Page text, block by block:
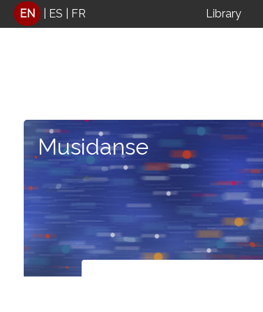
Cookies management panel
EN ES FR Library
Musidanse